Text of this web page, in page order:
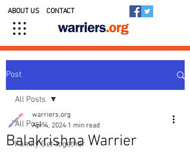
ABOUT US CONTACT
Post
All Posts
Family Get-together
All Posts
Balakrishna Warrier
warriers.org
Apr 4, 2024 1 min read